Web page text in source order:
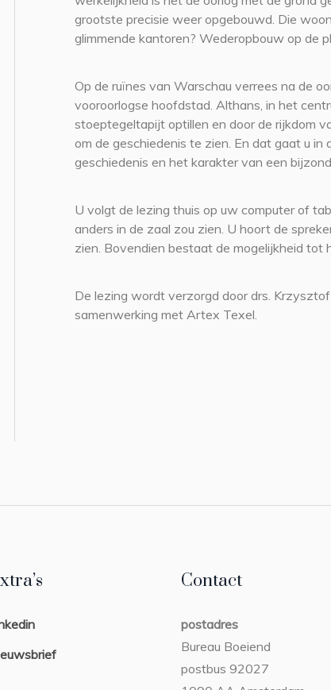
grootste precisie weer opgebouwd. Die
glimmende kantoren? Wederopbouw op de
Op de ruïnes van Warschau verrees na de
vooroorlogse hoofdstad. Althans, in het
stoeptegeltapijt optillen en door de rijkdom
om de geschiedenis te zien. En dat gaat u in
geschiedenis en het karakter van een
U volgt de lezing thuis op uw computer of
anders in de zaal zou zien. U hoort de
zien. Bovendien bestaat de mogelijkheid tot
De lezing wordt verzorgd door drs.
samenwerking met Artex Texel.
Contact
postadres
Bureau Boeiend
postbus 92027